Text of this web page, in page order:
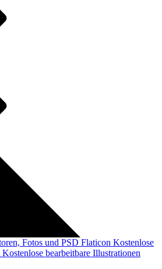
Fotos und PSD Flaticon Kostenlose
Kostenlose bearbeitbare Illustrationen